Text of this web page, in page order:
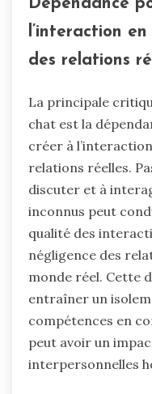
Dépendance
l’interaction
des relations
La principale
chat est la
créer à
relations réelles.
discuter et à
inconnus peut
qualité des
négligence des
monde réel. Cette
entraîner un
compétences en
peut avoir un
interpersonnelles